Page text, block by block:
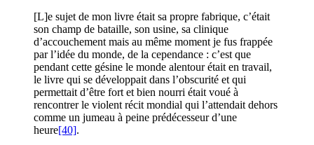
[L]e sujet de mon livre était sa propre fabrique, c’était
son champ de bataille, son usine, sa clinique
d’accouchement mais au même moment je fus frappée
par l’idée du monde, de la cependance : c’est que
pendant cette gésine le monde alentour était en travail,
le livre qui se développait dans l’obscurité et qui
permettait d’être fort et bien nourri était voué à
rencontrer le violent récit mondial qui l’attendait dehors
comme un jumeau à peine prédécesseur d’une
heure[40].